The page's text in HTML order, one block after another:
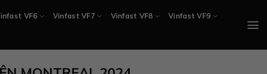
VF6 Vinfast VF7 Vinfast VF8 Vinfast VF9